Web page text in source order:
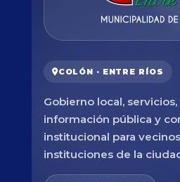
COLÓN · ENTRE RÍOS
Gobierno local,
información pública y
institucional para
instituciones de la